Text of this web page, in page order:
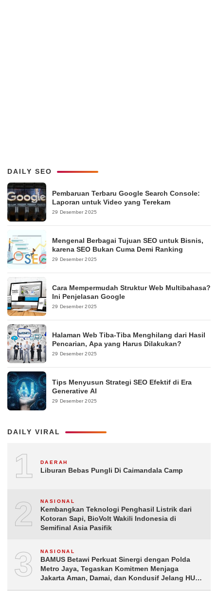
DAILY SEO
Pembaruan Terbaru Google Search Console:
Laporan untuk Video yang Terekam
29 Desember 2025
Mengenal Berbagai Tujuan SEO untuk Bisnis,
karena SEO Bukan Cuma Demi Ranking
29 Desember 2025
Cara Mempermudah Struktur Web Multibahasa?
Ini Penjelasan Google
29 Desember 2025
Halaman Web Tiba-Tiba Menghilang dari Hasil
Pencarian, Apa yang Harus Dilakukan?
29 Desember 2025
Tips Menyusun Strategi SEO Efektif di Era
Generative AI
29 Desember 2025
DAILY VIRAL
1 DAERAH
Liburan Bebas Pungli Di Caimandala Camp
2 NASIONAL
Kembangkan Teknologi Penghasil Listrik dari
Kotoran Sapi, BioVolt Wakili Indonesia di
Semifinal Asia Pasifik
3 NASIONAL
BAMUS Betawi Perkuat Sinergi dengan Polda
Metro Jaya, Tegaskan Komitmen Menjaga
Jakarta Aman, Damai, dan Kondusif Jelang HUT